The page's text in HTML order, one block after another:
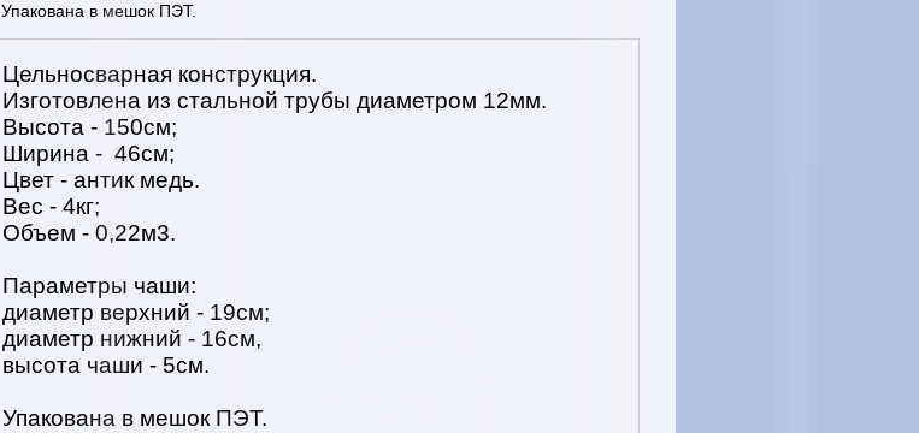
Упакована в мешок ПЭТ.
Цельносварная конструкция.
Изготовлена из стальной трубы диаметром 12мм.
Высота - 150см;
Ширина - 46см;
Цвет - антик медь.
Вес - 4кг;
Объем - 0,22м3.
Параметры чаши:
диаметр верхний - 19см;
диаметр нижний - 16см,
высота чаши - 5см.
Упакована в мешок ПЭТ.